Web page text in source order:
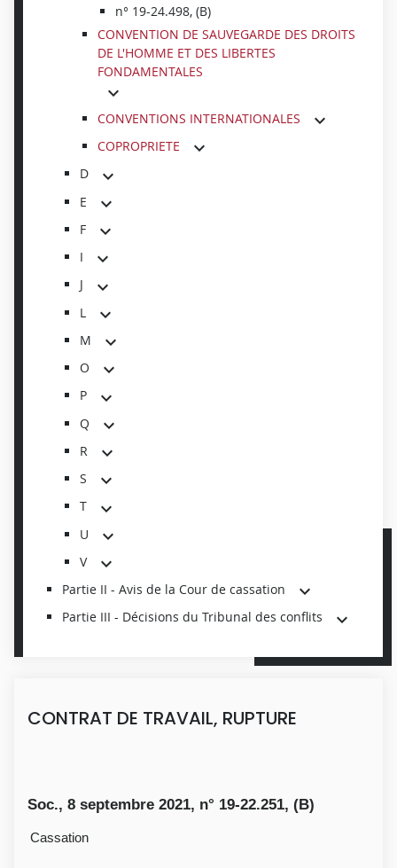
n° 19-24.498, (B)
CONVENTION DE SAUVEGARDE DES DROITS
DE L'HOMME ET DES LIBERTES
FONDAMENTALES
CONVENTIONS INTERNATIONALES
COPROPRIETE
D
E
F
I
J
L
M
O
P
Q
R
S
T
U
V
Partie II - Avis de la Cour de cassation
Partie III - Décisions du Tribunal des conflits
CONTRAT DE TRAVAIL, RUPTURE
Soc., 8 septembre 2021, n° 19-22.251, (B)
Cassation